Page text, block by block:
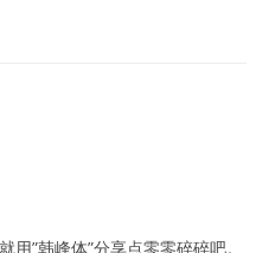
”韩峰体”分享点零零碎碎吧。